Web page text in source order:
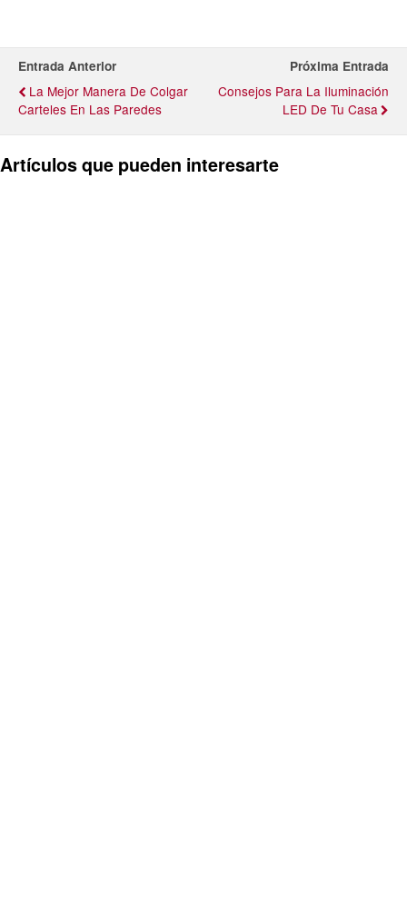
Entrada Anterior
La Mejor Manera De Colgar
Carteles En Las Paredes
Próxima Entrada
Consejos Para La Iluminación
LED De Tu Casa
Artículos que pueden interesarte